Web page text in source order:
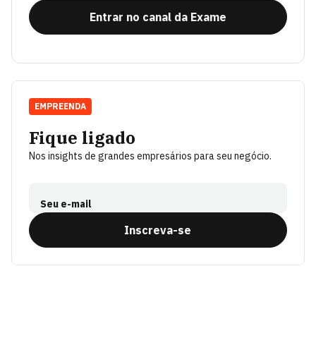
Entrar no canal da Exame
Fique ligado
Nos insights de grandes empresários para seu negócio.
Seu e-mail
Inscreva-se
EMPREENDA